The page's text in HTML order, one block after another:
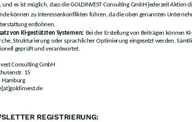
und es ist möglich, dass die GOLDINVEST Consulting GmbH jederzeit
können zu Interessenkonflikten führen, da die oben genannten
entlohnen.
von KI-gestützten Systemen: Bei der Erstellung von Beiträgen können
Strukturierung oder sprachlicher Optimierung eingesetzt werden.
geprüft und verantwortet.
Consulting GmbH
15
Hamburg
REGISTRIERUNG: